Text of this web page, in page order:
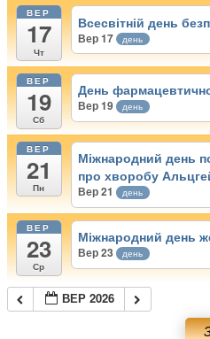
ВЕР
17
Чт
Всесвітній день
Вер 17 день
ВЕР
19
Сб
День
Вер 19 день
ВЕР
21
Пн
Міжнародний день
про хворобу
Вер 21 день
ВЕР
23
Ср
Міжнародний день
Вер 23 день
ВЕР 2026